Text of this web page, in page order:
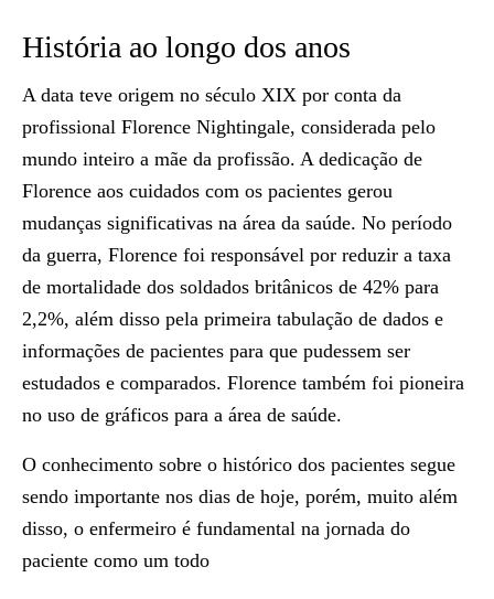
História ao longo dos anos
A data teve origem no século XIX por conta da
profissional Florence Nightingale, considerada pelo
mundo inteiro a mãe da profissão. A dedicação de
Florence aos cuidados com os pacientes gerou
mudanças significativas na área da saúde. No período
da guerra, Florence foi responsável por reduzir a taxa
de mortalidade dos soldados britânicos de 42% para
2,2%, além disso pela primeira tabulação de dados e
informações de pacientes para que pudessem ser
estudados e comparados. Florence também foi pioneira
no uso de gráficos para a área de saúde.
O conhecimento sobre o histórico dos pacientes segue
sendo importante nos dias de hoje, porém, muito além
disso, o enfermeiro é fundamental na jornada do
paciente como um todo